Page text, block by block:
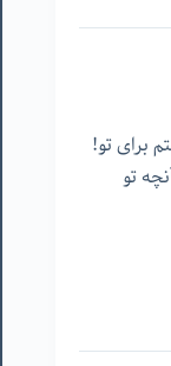
برای تو!
تو